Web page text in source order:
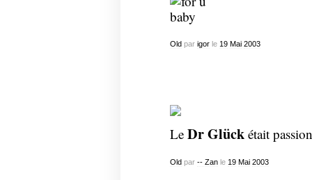
Oldpar igorle 19 Mai 2003
Le Dr Glückétait
Oldpar -- Zanle 19 Mai 2003